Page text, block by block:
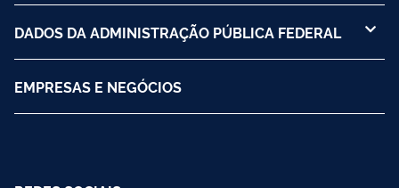
DADOS DA ADMINISTRAÇÃO PÚBLICA FEDERAL
EMPRESAS E NEGÓCIOS